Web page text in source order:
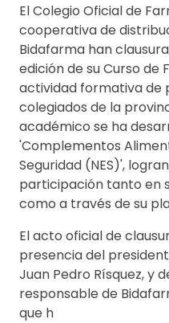
El Colegio Oficial de
cooperativa de
Bidafarma han
edición de su Curso de
actividad formativa de
colegiados de la
académico se ha
'Complementos
Seguridad (NES)',
participación tanto en
como a través de su
El acto oficial de
presencia del
Juan Pedro Rísquez, y
responsable de
que h